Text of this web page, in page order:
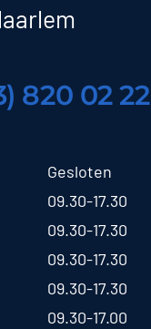
820 02 22
Gesloten
09.30-17.30
09.30-17.30
09.30-17.30
09.30-17.30
09.30-17.00